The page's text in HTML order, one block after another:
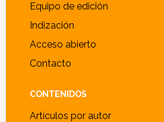
Equipo de edición
Indización
Acceso abierto
Contacto
CONTENIDOS
Artículos por autor